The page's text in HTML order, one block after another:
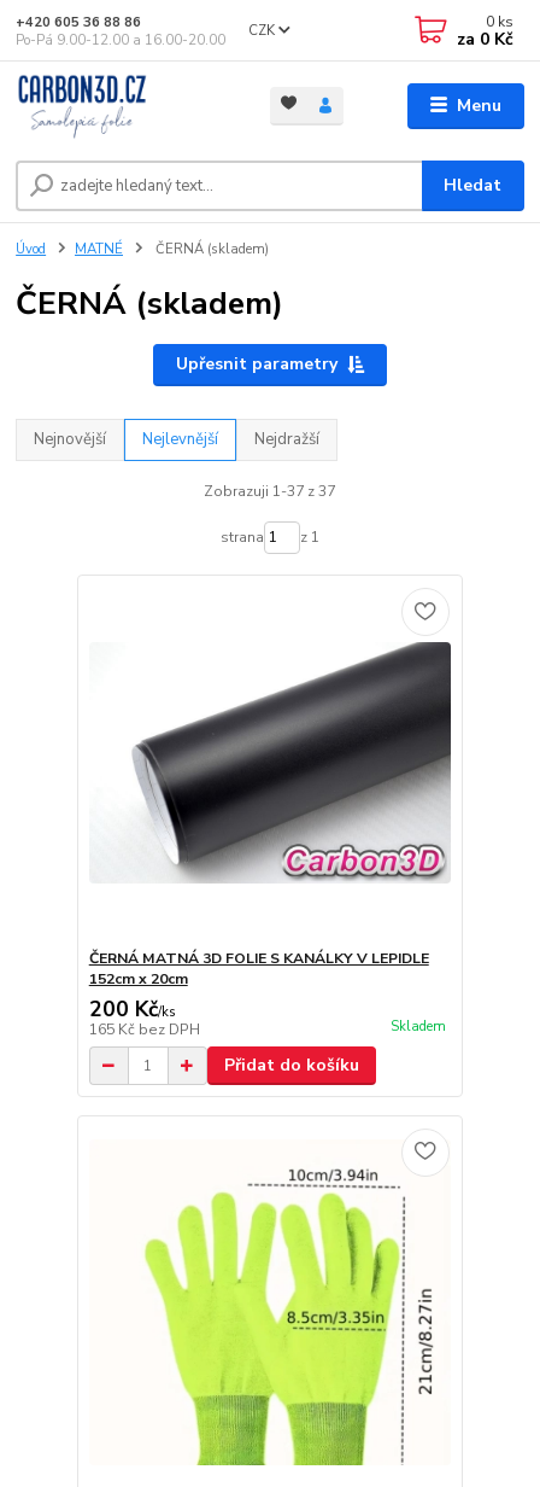
Menu
CZK
Hledat
+420 605 36 88 86
Po-Pá 9.00-12.00 a 16.00-20.00
0 ks
za 0 Kč
Úvod MATNÉ ČERNÁ (skladem)
ČERNÁ (skladem)
Upřesnit parametry
Nejnovější Nejlevnější Nejdražší
Zobrazuji 1-37 z 37
strana z 1
ČERNÁ MATNÁ 3D FOLIE S KANÁLKY V LEPIDLE
152cm x 20cm
200 Kč/ks
165 Kč bez DPH Skladem
Přidat do košíku